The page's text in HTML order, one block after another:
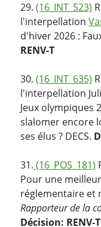
29. (16_INT_523)
l'interpellation
d'hiver 2026 :
RENV-T
30. (16_INT_635)
l'interpellation
Jeux olympiques
slalomer encore
ses élus ? DECS.
31. (16_POS_181)
Pour une
réglementaire et
Rapporteur de la
Décision: RENV-T